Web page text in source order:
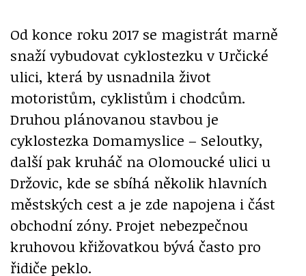
Od konce roku 2017 se magistrát marně
snaží vybudovat cyklostezku v Určické
ulici, která by usnadnila život
motoristům, cyklistům i chodcům.
Druhou plánovanou stavbou je
cyklostezka Domamyslice – Seloutky,
další pak kruháč na Olomoucké ulici u
Držovic, kde se sbíhá několik hlavních
městských cest a je zde napojena i část
obchodní zóny. Projet nebezpečnou
kruhovou křižovatkou bývá často pro
řidiče peklo.